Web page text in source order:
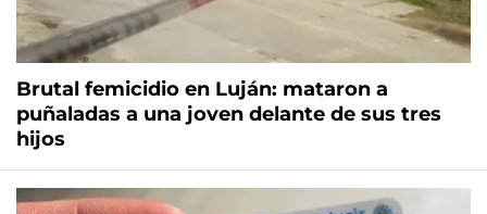
Brutal femicidio en Luján: mataron a
puñaladas a una joven delante de sus tres
hijos